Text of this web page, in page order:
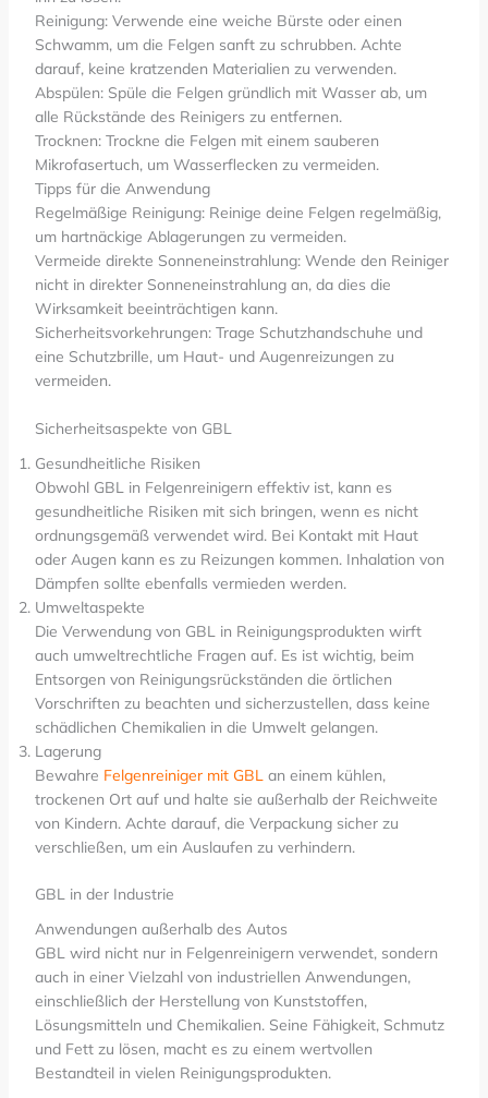
Reinigung: Verwende eine weiche Bürste oder einen
Schwamm, um die Felgen sanft zu schrubben. Achte
darauf, keine kratzenden Materialien zu verwenden.
Abspülen: Spüle die Felgen gründlich mit Wasser ab, um
alle Rückstände des Reinigers zu entfernen.
Trocknen: Trockne die Felgen mit einem sauberen
Mikrofasertuch, um Wasserflecken zu vermeiden.
Tipps für die Anwendung
Regelmäßige Reinigung: Reinige deine Felgen regelmäßig,
um hartnäckige Ablagerungen zu vermeiden.
Vermeide direkte Sonneneinstrahlung: Wende den Reiniger
nicht in direkter Sonneneinstrahlung an, da dies die
Wirksamkeit beeinträchtigen kann.
Sicherheitsvorkehrungen: Trage Schutzhandschuhe und
eine Schutzbrille, um Haut- und Augenreizungen zu
vermeiden.
Sicherheitsaspekte von GBL
Gesundheitliche Risiken
Obwohl GBL in Felgenreinigern effektiv ist, kann es
gesundheitliche Risiken mit sich bringen, wenn es nicht
ordnungsgemäß verwendet wird. Bei Kontakt mit Haut
oder Augen kann es zu Reizungen kommen. Inhalation von
Dämpfen sollte ebenfalls vermieden werden.
Umweltaspekte
Die Verwendung von GBL in Reinigungsprodukten wirft
auch umweltrechtliche Fragen auf. Es ist wichtig, beim
Entsorgen von Reinigungsrückständen die örtlichen
Vorschriften zu beachten und sicherzustellen, dass keine
schädlichen Chemikalien in die Umwelt gelangen.
Lagerung
Bewahre Felgenreiniger mit GBLan einem kühlen,
trockenen Ort auf und halte sie außerhalb der Reichweite
von Kindern. Achte darauf, die Verpackung sicher zu
verschließen, um ein Auslaufen zu verhindern.
GBL in der Industrie
Anwendungen außerhalb des Autos
GBL wird nicht nur in Felgenreinigern verwendet, sondern
auch in einer Vielzahl von industriellen Anwendungen,
einschließlich der Herstellung von Kunststoffen,
Lösungsmitteln und Chemikalien. Seine Fähigkeit, Schmutz
und Fett zu lösen, macht es zu einem wertvollen
Bestandteil in vielen Reinigungsprodukten.